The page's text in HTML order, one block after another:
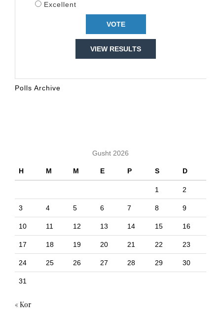
Excellent
VIEW RESULTS
Polls Archive
Gusht 2026
H M M E P S D
1 2
3 4 5 6 7 8 9
10 11 12 13 14 15 16
17 18 19 20 21 22 23
24 25 26 27 28 29 30
31
« Kor